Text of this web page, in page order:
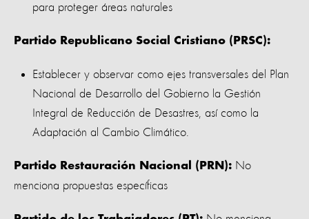
para proteger áreas naturales
Partido Republicano Social Cristiano (PRSC):
Establecer y observar como ejes transversales del Plan
Nacional de Desarrollo del Gobierno la Gestión
Integral de Reducción de Desastres, así como la
Adaptación al Cambio Climático.
Partido Restauración Nacional (PRN): No
menciona propuestas específicas